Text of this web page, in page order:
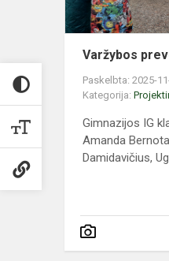
Varžybos
Paskelbta: 2025-
Kategorija:
Gimnazijos IG
Amanda
Damidavičius,